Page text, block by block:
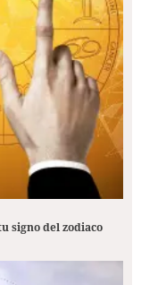
signo del zodiaco